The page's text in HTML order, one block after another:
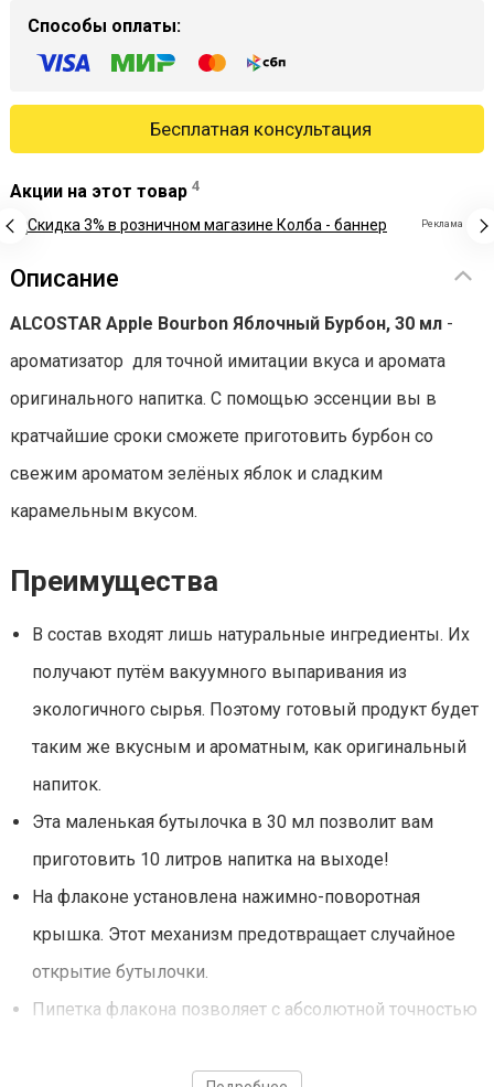
Способы оплаты:
Бесплатная консультация
Акции на этот товар 4
Реклама
Описание
ALCOSTAR Apple Bourbon Яблочный Бурбон, 30 мл -
ароматизатор для точной имитации вкуса и аромата
оригинального напитка. С помощью эссенции вы в
кратчайшие сроки сможете приготовить бурбон со
свежим ароматом зелёных яблок и сладким
карамельным вкусом.
Преимущества
В состав входят лишь натуральные ингредиенты. Их
получают путём вакуумного выпаривания из
экологичного сырья. Поэтому готовый продукт будет
таким же вкусным и ароматным, как оригинальный
напиток.
Эта маленькая бутылочка в 30 мл позволит вам
приготовить 10 литров напитка на выходе!
На флаконе установлена нажимно-поворотная
крышка. Этот механизм предотвращает случайное
открытие бутылочки.
Пипетка флакона позволяет с абсолютной точностью